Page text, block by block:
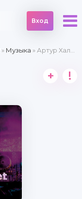
Вход
» Музыка » Артур Халатов - Лалли
+ !